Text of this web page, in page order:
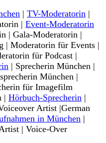
| TV-Moderatorin |
| Event-Moderatorin
| Gala-Moderatorin |
| Moderatorin für Events |
für Podcast |
| Sprecherin München |
München |
für Imagefilm
| Hörbuch-Sprecherin |
Artist |German
in München |
| Voice-Over